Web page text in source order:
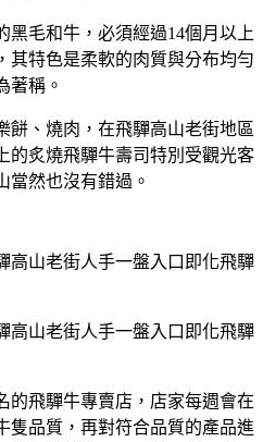
黑毛和牛，必須經過14個月以上
其特色是柔軟的肉質與分布均勻
著稱。
餅、燒肉，在飛驒高山老街地區
的炙燒飛驒牛壽司特別受觀光客
當然也沒有錯過。
的飛驒牛專賣店，店家每週會在
隻品質，再對符合品質的產品進